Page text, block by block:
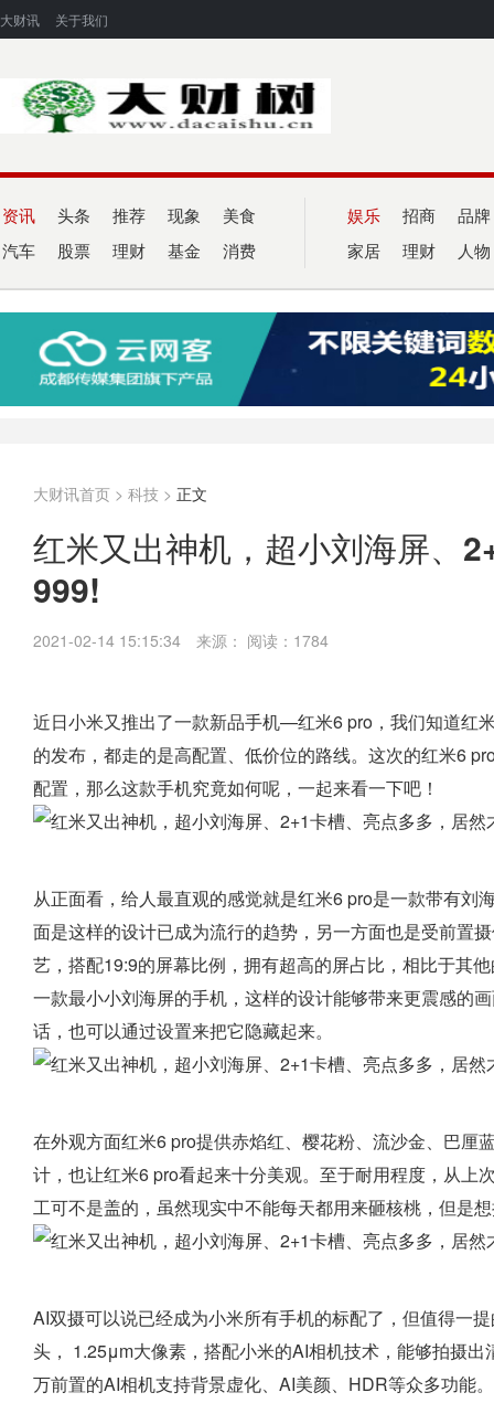
大财讯 关于我们
资讯 头条 推荐 现象 美食
汽车 股票 理财 基金 消费
娱乐 招商 品牌
家居 理财 人物
大财讯首页 > 科技 > 正文
红米又出神机，超小刘海屏、
999!
2021-02-14 15:15:34 来源： 阅读：1784
近日小米又推出了一款新品手机—红米6 pro，我们知道红
的发布，都走的是高配置、低价位的路线。这次的红米6
配置，那么这款手机究竟如何呢，一起来看一下吧！
从正面看，给人最直观的感觉就是红米6 pro是一款带有
面是这样的设计已成为流行的趋势，另一方面也是受前置
艺，搭配19:9的屏幕比例，拥有超高的屏占比，相比于其
一款最小小刘海屏的手机，这样的设计能够带来更震感的
话，也可以通过设置来把它隐藏起来。
在外观方面红米6 pro提供赤焰红、樱花粉、流沙金、巴厘
计，也让红米6 pro看起来十分美观。至于耐用程度，从上
工可不是盖的，虽然现实中不能每天都用来砸核桃，但是
AI双摄可以说已经成为小米所有手机的标配了，但值得一
头， 1.25μm大像素，搭配小米的AI相机技术，能够拍摄
万前置的AI相机支持背景虚化、AI美颜、HDR等众多功能